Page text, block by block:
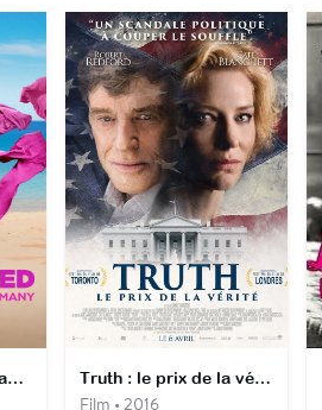
Dating Naked Allemagne Truth : le prix de la vérité
Film • 2016